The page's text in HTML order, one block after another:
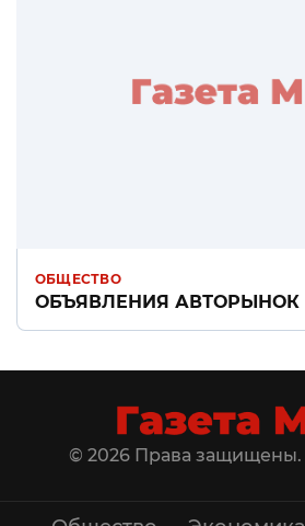
ОБЩЕСТВО
ОБЪЯВЛЕНИЯ АВТОРЫНОК
© 2026 Права защищены.